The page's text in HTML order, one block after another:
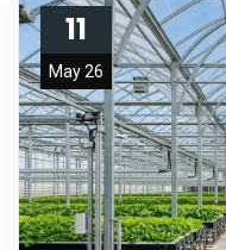
11
May 26